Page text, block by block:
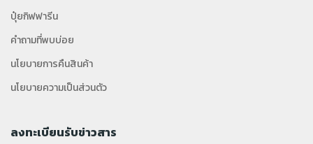
ปุ๋ยกิฟฟารีน
คำถามที่พบบ่อย
นโยบายการคืนสินค้า
นโยบายความเป็นส่วนตัว
ลงทะเบียนรับข่าวสาร